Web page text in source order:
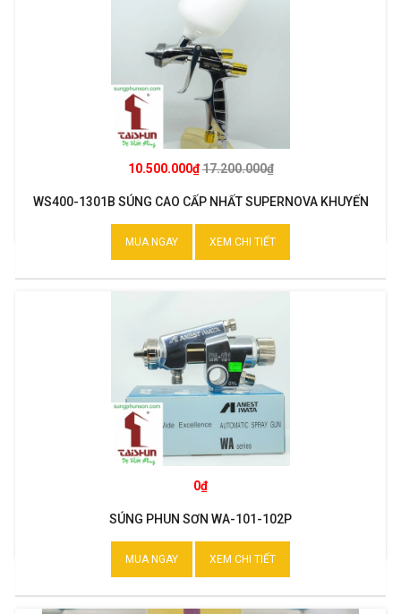
10.500.000₫17.200.000₫
WS400-1301B SÚNG CAO CẤP NHẤT SUPERNOVA KHUYẾN
MUA NGAY XEM CHI TIẾT
0₫
SÚNG PHUN SƠN WA-101-102P
MUA NGAY XEM CHI TIẾT